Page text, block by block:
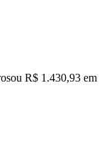
ou R$ 1.430,93 em